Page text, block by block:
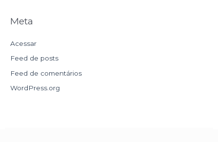
Meta
Acessar
Feed de posts
Feed de comentários
WordPress.org